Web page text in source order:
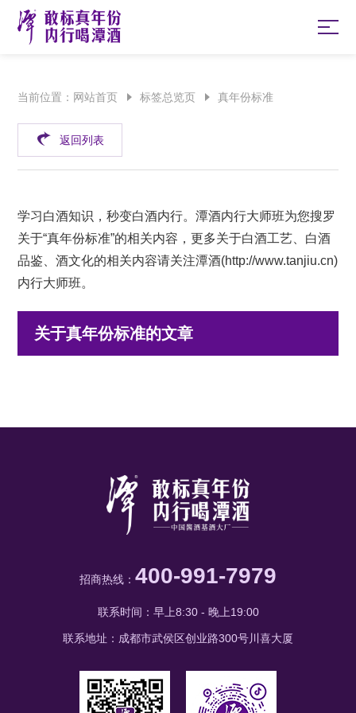
当前位置： 网站首页 标签总览页 真年份标准
返回列表
学习白酒知识，秒变白酒内行。潭酒内行大师班为您搜罗
关于“真年份标准”的相关内容，更多关于白酒工艺、白酒
品鉴、酒文化的相关内容请关注潭酒(http://www.tanjiu.cn)
内行大师班。
关于真年份标准的文章
招商热线： 400-991-7979
联系时间：早上8:30 - 晚上19:00
联系地址：成都市武侯区创业路300号川喜大厦